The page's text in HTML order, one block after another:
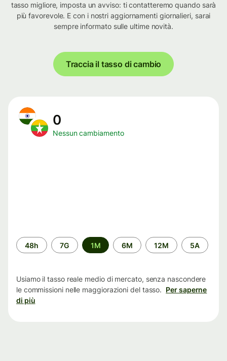
tasso migliore, imposta un avviso: ti contatteremo quando sarà
più favorevole. E con i nostri aggiornamenti giornalieri, sarai
sempre informato sulle ultime novità.
Traccia il tasso di cambio
0
Nessun cambiamento
Periodo
di
48h 7G 1M 6M 12M 5A
Usiamo il tasso reale medio di mercato, senza nascondere
le commissioni nelle maggiorazioni del tasso. Per saperne
di più